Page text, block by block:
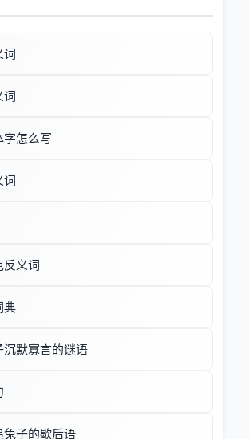
词
词
字怎么写
词
反义词
典
沉默寡言的谜语
兔子的歇后语